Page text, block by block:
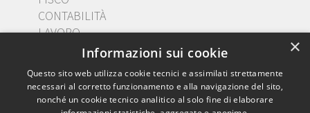
CONTABILITÀ
LAVORO
×
Informazioni sui cookie
Questo sito web utilizza cookie tecnici e assimilati strettamente
necessari al corretto funzionamento e alla navigazione del sito,
nonché un cookie tecnico analitico al solo fine di elaborare